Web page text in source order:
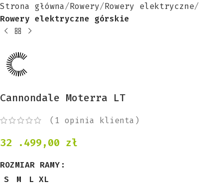
Strona główna Rowery Rowery elektryczne
Rowery elektryczne górskie
Cannondale Moterra LT
( 1 opinia klienta)
32 .499,00 zł
ROZMIAR RAMY
S
M L XL